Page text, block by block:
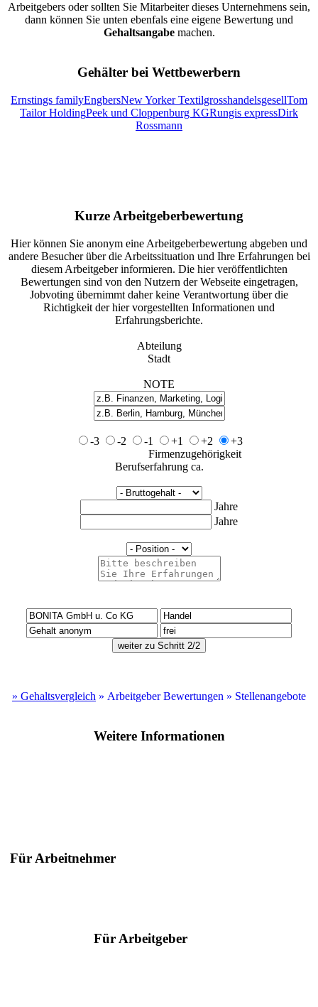
Arbeitgebers oder sollten Sie Mitarbeiter dieses Unternehmens sein,
dann können Sie unten ebenfals eine eigene Bewertung und
Gehaltsangabemachen.
Gehälter bei Wettbewerbern
Ernstings familyEngbersNew Yorker TextilgrosshandelsgesellTom
Tailor HoldingPeek und Cloppenburg KGRungis expressDirk
Rossmann
Kurze Arbeitgeberbewertung
Hier können Sie anonym eine Arbeitgeberbewertung abgeben und
andere Besucher über die Arbeitssituation und Ihre Erfahrungen bei
diesem Arbeitgeber informieren. Die hier veröffentlichten
Bewertungen sind von den Nutzern der Webseite eingetragen,
Jobvoting übernimmt daher keine Verantwortung über die
Richtigkeit der hier vorgestellten Informationen und
Erfahrungsberichte.
Abteilung
Stadt
NOTE
-3 -2 -1 +1 +2
+3
Firmenzugehörigkeit
Berufserfahrung ca.
Jahre
Jahre
» Gehaltsvergleich » Arbeitgeber Bewertungen » Stellenangebote
Weitere Informationen
Für Arbeitnehmer
Für Arbeitgeber